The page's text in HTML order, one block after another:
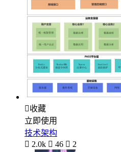
收藏
立即使用
技术架构
 2.0k  46  2